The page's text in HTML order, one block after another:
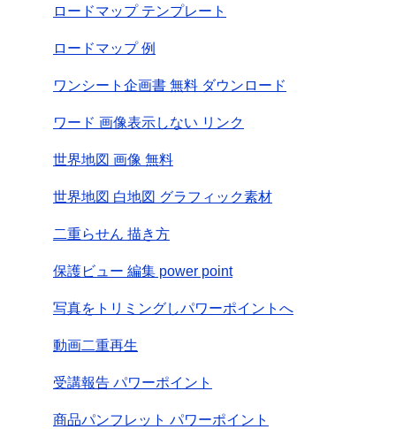
ロードマップ テンプレート
ロードマップ 例
ワンシート企画書 無料 ダウンロード
ワード 画像表示しない リンク
世界地図 画像 無料
世界地図 白地図 グラフィック素材
二重らせん 描き方
保護ビュー 編集 power point
写真をトリミングしパワーポイントへ
動画二重再生
受講報告 パワーポイント
商品パンフレット パワーポイント